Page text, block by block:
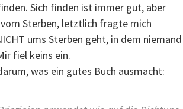
Sich finden ist immer gut, aber
Sterben, letztlich fragte mich
ums Sterben geht, in dem niemand
fiel keins ein.
was ein gutes Buch ausmacht: